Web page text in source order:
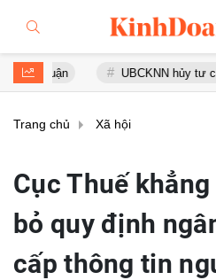
UBCKNN hủy tư cách
Trang chủ Xã hội
Cục Thuế
bỏ quy định
cấp thông tin